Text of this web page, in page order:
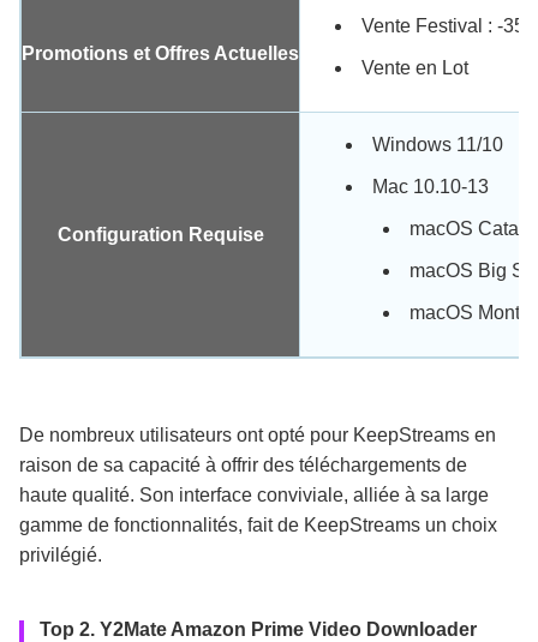
Promotions et Offres Actuelles
Vente Festival : -
Vente en Lot
Configuration Requise
Windows 11/10
Mac 10.10-13
macOS
macOS Big
macOS
De nombreux utilisateurs ont opté pour KeepStreams en
raison de sa capacité à offrir des téléchargements de
haute qualité. Son interface conviviale, alliée à sa large
gamme de fonctionnalités, fait de KeepStreams un choix
privilégié.
Top 2. Y2Mate Amazon Prime Video Downloader